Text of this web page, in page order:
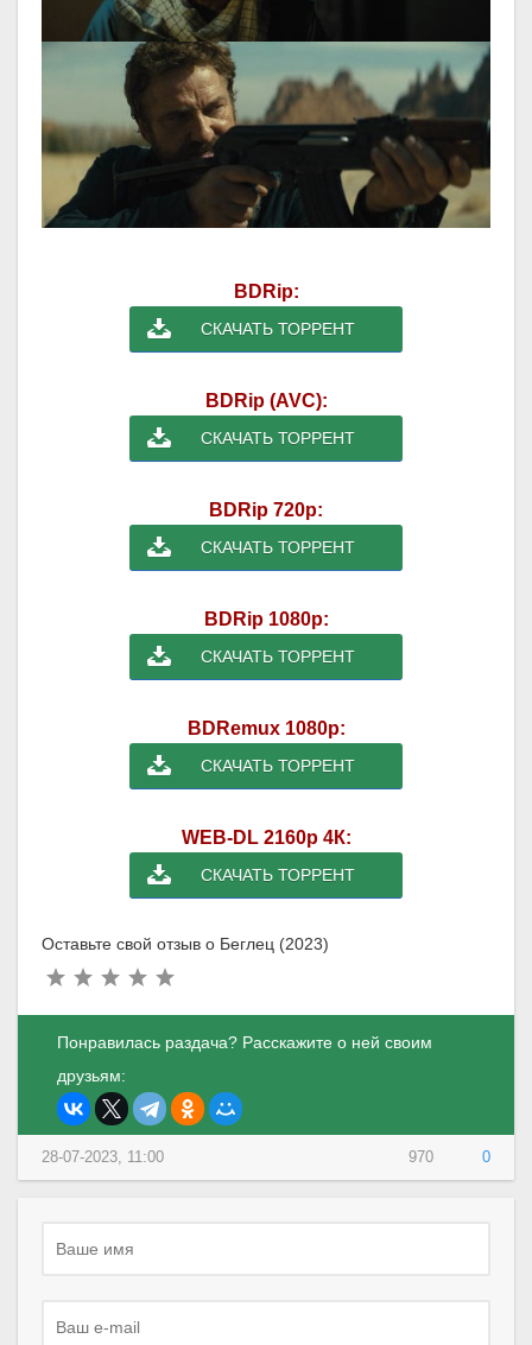
BDRip:
СКАЧАТЬ ТОРРЕНТ
BDRip (AVC):
СКАЧАТЬ ТОРРЕНТ
BDRip 720p:
СКАЧАТЬ ТОРРЕНТ
BDRip 1080p:
СКАЧАТЬ ТОРРЕНТ
BDRemux 1080p:
СКАЧАТЬ ТОРРЕНТ
WEB-DL 2160p 4К:
СКАЧАТЬ ТОРРЕНТ
Оставьте свой отзыв о Беглец (2023)
Понравилась раздача? Расскажите о ней своим
друзьям:
970 0
28-07-2023, 11:00